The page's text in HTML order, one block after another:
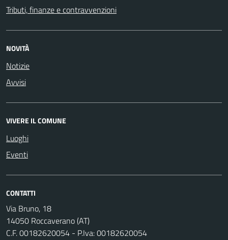
Tributi, finanze e contravvenzioni
NOVITÀ
Notizie
Avvisi
VIVERE IL COMUNE
Luoghi
Eventi
CONTATTI
Via Bruno, 18
14050 Roccaverano (AT)
C.F. 00182620054 - P.Iva: 00182620054